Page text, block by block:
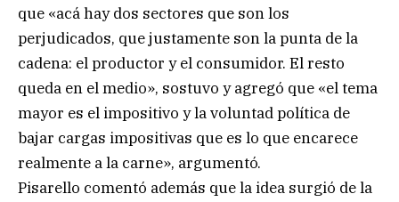
que «acá hay dos sectores que son los
perjudicados, que justamente son la punta de la
cadena: el productor y el consumidor. El resto
queda en el medio», sostuvo y agregó que «el tema
mayor es el impositivo y la voluntad política de
bajar cargas impositivas que es lo que encarece
realmente a la carne», argumentó.
Pisarello comentó además que la idea surgió de la